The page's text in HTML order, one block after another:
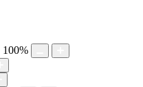
100%